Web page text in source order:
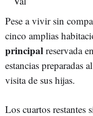
Pese a vivir sin
cinco amplias
principal reservada
estancias preparadas
visita de sus hijas.
Los cuartos restantes